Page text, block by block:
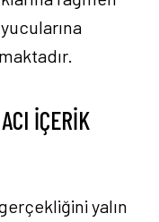
İÇERİK
yalın